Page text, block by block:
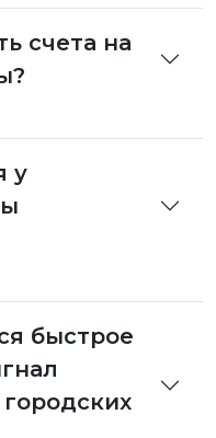
счета на
у
быстрое